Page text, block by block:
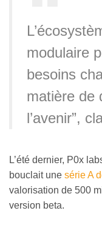
modulaire
besoins
matière de
l’avenir”,
L’été dernier, P0x
bouclait une série A
valorisation de 500
version beta.